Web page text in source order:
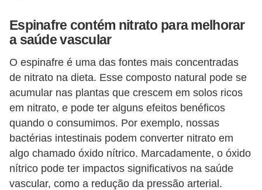
Espinafre contém nitrato para melhorar
a saúde vascular
O espinafre é uma das fontes mais concentradas
de nitrato na dieta. Esse composto natural pode se
acumular nas plantas que crescem em solos ricos
em nitrato, e pode ter alguns efeitos benéficos
quando o consumimos. Por exemplo, nossas
bactérias intestinais podem converter nitrato em
algo chamado óxido nítrico. Marcadamente, o óxido
nítrico pode ter impactos significativos na saúde
vascular, como a redução da pressão arterial.